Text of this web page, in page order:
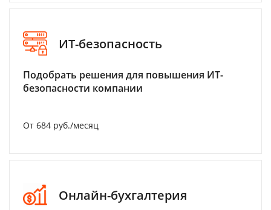
ИТ-безопасность
Подобрать решения для повышения ИТ-
безопасности компании
От 684 руб./месяц
Онлайн-бухгалтерия